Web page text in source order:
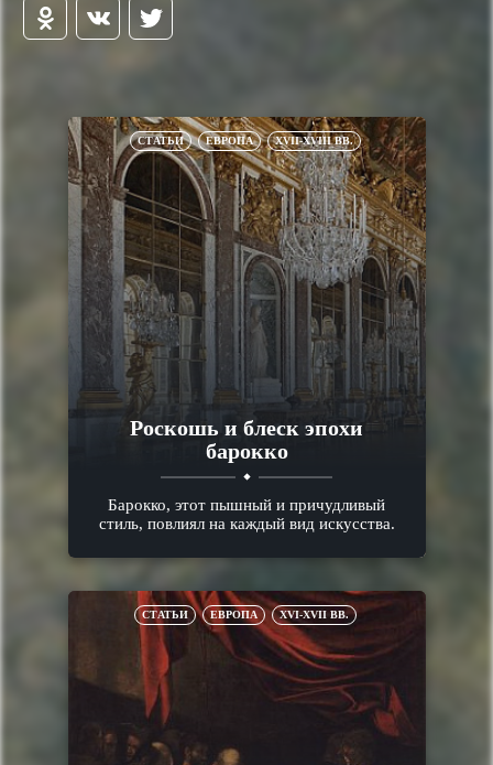
СТАТЬИ ЕВРОПА XVII-XVIII ВВ.
Роскошь и блеск эпохи
барокко
Барокко, этот пышный и причудливый
стиль, повлиял на каждый вид искусства.
СТАТЬИ ЕВРОПА XVI-XVII ВВ.